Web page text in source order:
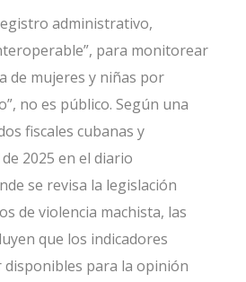
administrativo,
para monitorear
de mujeres y niñas por
no es público. Según una
fiscales cubanas y
2025 en el diario
se revisa la legislación
de violencia machista, las
que los indicadores
para la opinión